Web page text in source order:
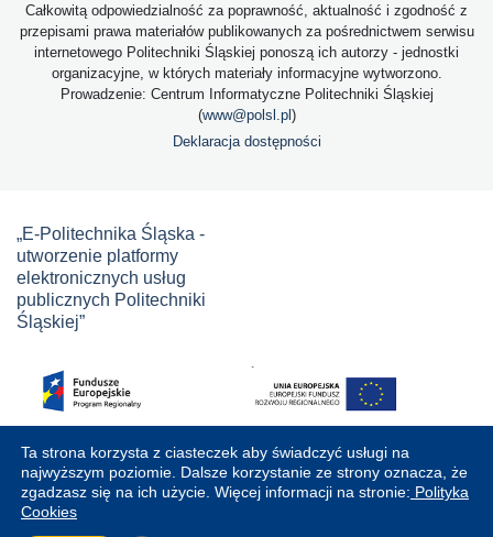
Całkowitą odpowiedzialność za poprawność, aktualność i zgodność z
przepisami prawa materiałów publikowanych za pośrednictwem serwisu
internetowego Politechniki Śląskiej ponoszą ich autorzy - jednostki
organizacyjne, w których materiały informacyjne wytworzono.
Prowadzenie: Centrum Informatyczne Politechniki Śląskiej
(www@polsl.pl )
Deklaracja dostępności
„E-Politechnika Śląska -
utworzenie platformy
elektronicznych usług
publicznych Politechniki
Śląskiej”
Ta strona korzysta z ciasteczek aby świadczyć usługi na
najwyższym poziomie. Dalsze korzystanie ze strony oznacza, że
zgadzasz się na ich użycie. Więcej informacji na stronie: Polityka
Cookies